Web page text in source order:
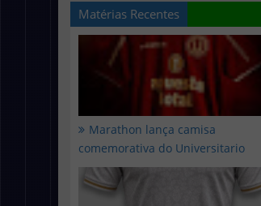
Matérias Recentes
Marathon lança camisa
comemorativa do Universitario